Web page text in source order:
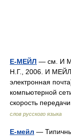
Е-МЕЙЛ — см. И
Н.Г., 2006. И
электронная
компьютерной
скорость
слов русского языка
Е-мейл —